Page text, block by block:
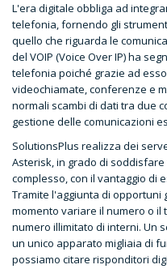
L'era digitale obbliga ad
telefonia, fornendo gli
quello che riguarda le
del VOIP (Voice Over IP) ha
telefonia poiché grazie ad
videochiamate, conferenze e
normali scambi di dati tra due
gestione delle comunicazioni
SolutionsPlus realizza dei
Asterisk, in grado di
complesso, con il vantaggio di
Tramite l'aggiunta di opportuni
momento variare il numero o il
numero illimitato di interni. Un
un unico apparato migliaia di
possiamo citare risponditori